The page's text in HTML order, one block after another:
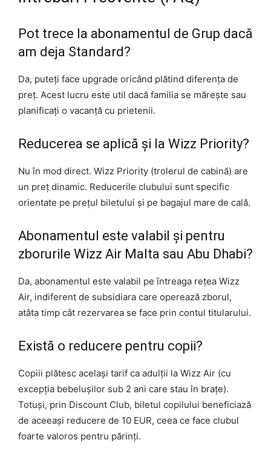
Pot trece la abonamentul de Grup dacă
am deja Standard?
Da, puteți face upgrade oricând plătind diferența de
preț. Acest lucru este util dacă familia se mărește sau
planificați o vacanță cu prietenii.
Reducerea se aplică și la Wizz Priority?
Nu în mod direct. Wizz Priority (trolerul de cabină) are
un preț dinamic. Reducerile clubului sunt specific
orientate pe prețul biletului și pe bagajul mare de cală.
Abonamentul este valabil și pentru
zborurile Wizz Air Malta sau Abu Dhabi?
Da, abonamentul este valabil pe întreaga rețea Wizz
Air, indiferent de subsidiara care operează zborul,
atâta timp cât rezervarea se face prin contul titularului.
Există o reducere pentru copii?
Copiii plătesc același tarif ca adulții la Wizz Air (cu
excepția bebelușilor sub 2 ani care stau în brațe).
Totuși, prin Discount Club, biletul copilului beneficiază
de aceeași reducere de 10 EUR, ceea ce face clubul
foarte valoros pentru părinți.